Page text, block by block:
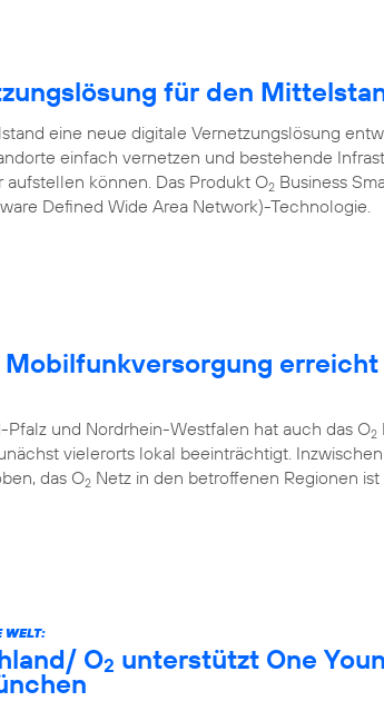
für den
eine neue digitale Vernetzungslösung
einfach vernetzen und bestehende
können. Das Produkt O2 Business
Defined Wide Area Network)-Technologie.
Pfalz und Nordrhein-Westfalen hat auch das O2
vielerorts lokal beeinträchtigt.
das O2 Netz in den betroffenen Regionen ist
WELT:
O2 unterstützt One